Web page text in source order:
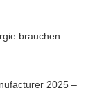
brauchen
2025 –